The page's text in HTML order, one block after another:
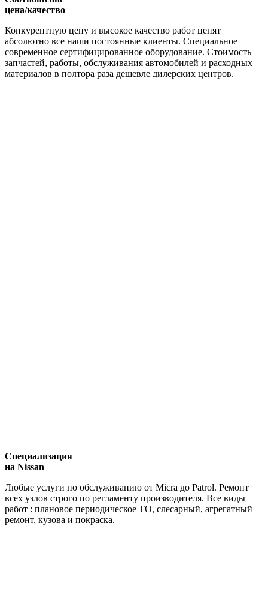
цена/качество
Конкурентную цену и высокое качество работ ценят
абсолютно все наши постоянные клиенты. Специальное
современное сертифицированное оборудование. Стоимость
запчастей, работы, обслуживания автомобилей и расходных
материалов в полтора раза дешевле дилерских центров.
Специализация
на Nissan
Любые услуги по обслуживанию от Micra до Patrol. Ремонт
всех узлов строго по регламенту производителя. Все виды
работ : плановое периодическое ТО, слесарный, агрегатный
ремонт, кузова и покраска.